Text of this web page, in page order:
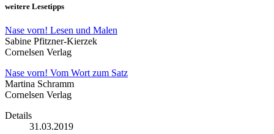
weitere Lesetipps
Nase vorn! Lesen und Malen
Sabine Pfitzner-Kierzek
Cornelsen Verlag
Nase vorn! Vom Wort zum Satz
Martina Schramm
Cornelsen Verlag
Details
31.03.2019